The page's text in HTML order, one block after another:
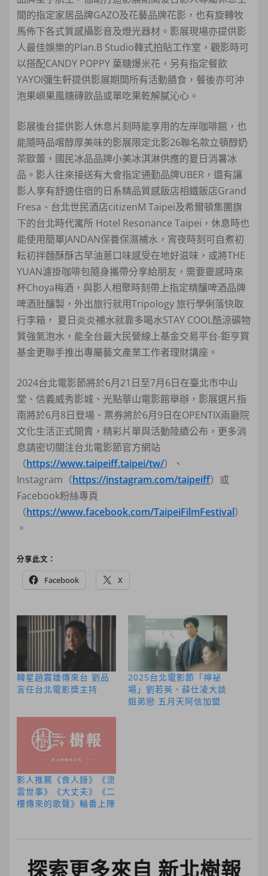
間的指定家居品牌GAZO及花藝品牌花影，也有旋轉牧
馬佈下各式質感攝影音及燈光器材。影展現場亦提供影
人最佳娛樂的Plan.B Studio韓式拍貼工作室，觀影時可
以搭配CANDY POPPY 菓糖爆米花，另有指定餐飲
YAYOI彌生軒提供影展期間所有活動膳食，餐後亦可沖
泡果嶼果風糖磚飲品或單吃果乾解膩沁心。
影展後台提供影人休息片刻時能享用的左岸咖啡館，也
能隨時品嚐醇厚美味的影展限定北影26聯名款立頓醇奶
茶歐蕾，國民冰品品牌小美冰淇淋供應的夏日消暑冰
品。影人往來接送有大會指定通勤品牌UBER，還有讓
影人享有舒適住宿的日系精品質感飯店相鐵飯店Grand
Fresa、台北世民酒店citizenM Taipei及希爾頓集團旗
下的台北時代寓所 Hotel Resonance Taipei，休息時也
能使用簡單JANDAN保養保濕補水，宵夜時刻可自煮初
耘初拌麵酥酥古早油蔥口味感受在地好滋味，或將THE
YUAN濾掛咖啡包隨身攜帶分享給朋友，需要靈感時來
杯Choya梅酒，與影人相聚時刻帶上指定精釀啤酒品牌
啤酒肚釀製，外出旅行就用Tripology 旅行學俐落快取
行李箱， 夏日炎炎補水就靠多喝水STAY COOL酷涼礦物
質強氣泡水，能全台最大民營線上基金交易平台-鉅亨買
基金更聯手推出專屬藝文產業工作者理財講座。
2024台北電影節將於6月21日至7月6日在臺北市中山
堂、信義威秀影城、光點華山電影館舉辦，影展選片指
南將於6月8日登場、票券將於6月9日在OPENTIX兩廳院
文化生活正式開賣，精彩片單與活動陸續公布，更多消
息請密切關注台北電影節官方網站
（https://www.taipeiff.taipei/tw/）、
Instagram（https://instagram.com/taipeiff）或
Facebook粉絲專頁
（https://www.facebook.com/TaipeiFilmFestival）
。
分享此文：
Facebook X
韓星趙震雄傳來台 劉品
言任台北電影獎主持
2025台北電影節「神祕
場」劉若英、薛仕凌大談
姐弟戀 五月天阿信加盟
影人推薦《食人錄》《流
雲世事》《大丈夫》《二
樓傳來的歌聲》輪番上陣
探索更多來自 新北樹報